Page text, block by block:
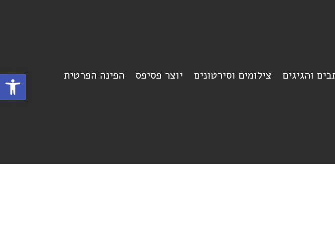
פתח והגיגים צילומים וסירטונים יוצר פסיפס הפינה הפרטית